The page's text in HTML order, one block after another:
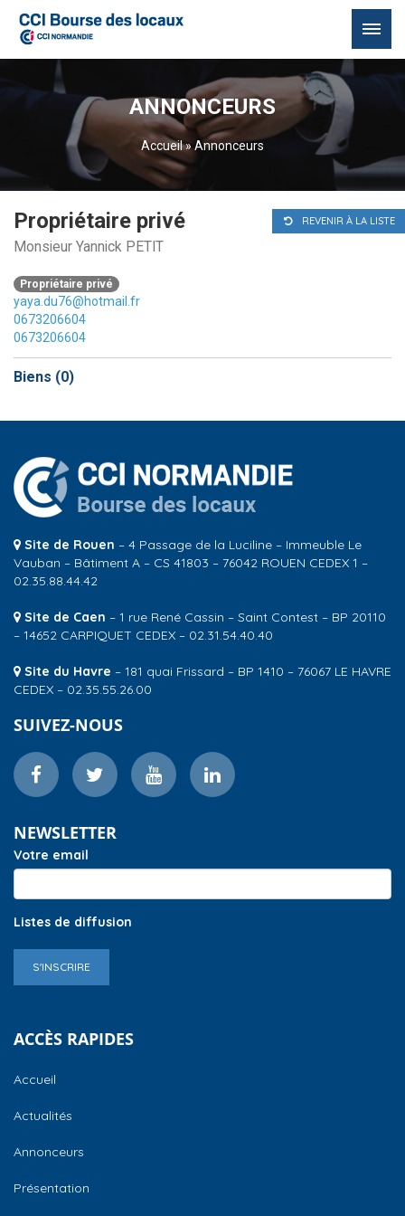
ANNONCEURS
Accueil»Annonceurs
REVENIR À LA LISTE
Propriétaire privé
Monsieur Yannick PETIT
Propriétaire privé
yaya.du76@hotmail.fr
0673206604
0673206604
Biens (0)
Site de Rouen – 4 Passage de la Luciline – Immeuble Le
Vauban – Bâtiment A – CS 41803 – 76042 ROUEN CEDEX 1 –
02.35.88.44.42
Site de Caen – 1 rue René Cassin – Saint Contest – BP 20110
– 14652 CARPIQUET CEDEX – 02.31.54.40.40
Site du Havre – 181 quai Frissard – BP 1410 – 76067 LE HAVRE
CEDEX – 02.35.55.26.00
SUIVEZ-NOUS
NEWSLETTER
Votre email
Listes de diffusion
S'INSCRIRE
ACCÈS RAPIDES
Accueil
Actualités
Annonceurs
Présentation